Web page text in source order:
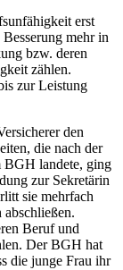
erst
mehr in
bzw. deren
zählen.
zur Leistung
den
die nach der
BGH landete, ging
zur Sekretärin
sie mehrfach
Beruf und
Der BGH hat
die junge Frau ihr